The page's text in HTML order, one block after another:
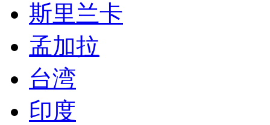
斯里兰卡
孟加拉
台湾
印度